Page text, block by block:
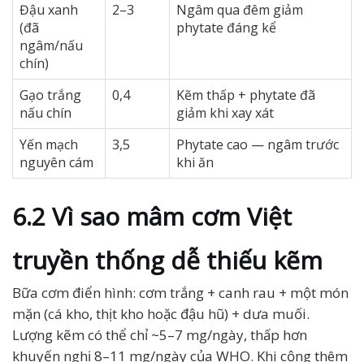
Đậu xanh
(đã
ngâm/nấu
chín)
2–3
Ngâm qua đêm giảm
phytate đáng kể
Gạo trắng
nấu chín
0,4
Kẽm thấp + phytate đã
giảm khi xay xát
Yến mạch
nguyên cám
3,5
Phytate cao — ngâm trước
khi ăn
6.2 Vì sao mâm cơm Việt
truyền thống dễ thiếu kẽm
Bữa cơm điển hình: cơm trắng + canh rau + một món
mặn (cá kho, thịt kho hoặc đậu hũ) + dưa muối.
Lượng kẽm có thể chỉ ~5–7 mg/ngày, thấp hơn
khuyến nghị 8–11 mg/ngày của WHO. Khi cộng thêm